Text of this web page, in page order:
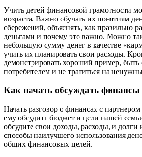
Учить детей финансовой грамотности
возраста. Важно обучать их понятиям
сбережений, объяснять, как правильно
деньгами и почему это важно. Можно
небольшую сумму денег в качестве
учить их планировать свои расходы.
демонстрировать хороший пример, быть
потребителем и не тратиться на
Как начать обсуждать финансы
Начать разговор о финансах с
ему обсудить бюджет и цели нашей
обсудите свои доходы, расходы, и долги
способы наилучшего использования
общих финансовых целей.